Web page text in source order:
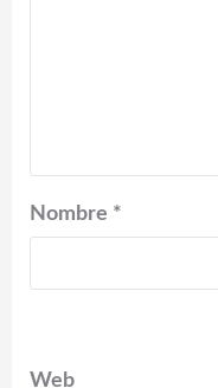
Nombre *
Web